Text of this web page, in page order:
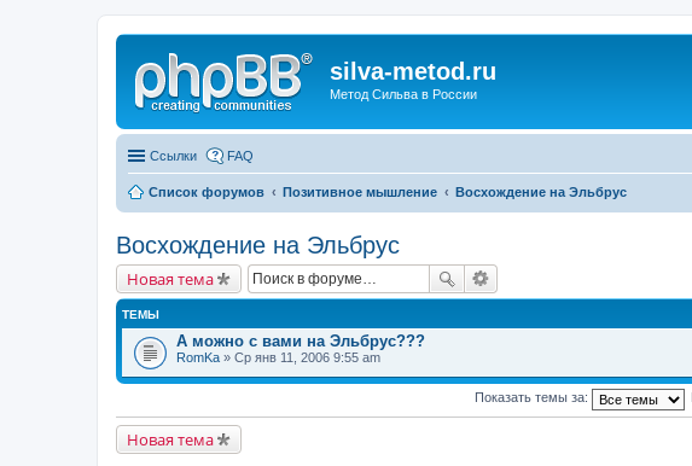
silva-metod.ru
Метод Сильва в России
Ссылки FAQ
Список форумов Позитивное мышление Восхождение на Эльбрус
Восхождение на Эльбрус
Новая тема
ТЕМЫ
А можно с вами на Эльбрус???
RomKa » Ср янв 11, 2006 9:55 am
Показать темы за:
Новая тема